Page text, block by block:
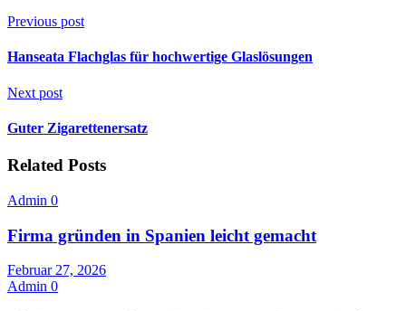
Previous post
Hanseata Flachglas für hochwertige Glaslösungen
Next post
Guter Zigarettenersatz
Related Posts
Admin 0
Firma gründen in Spanien leicht gemacht
Februar 27, 2026
Admin 0